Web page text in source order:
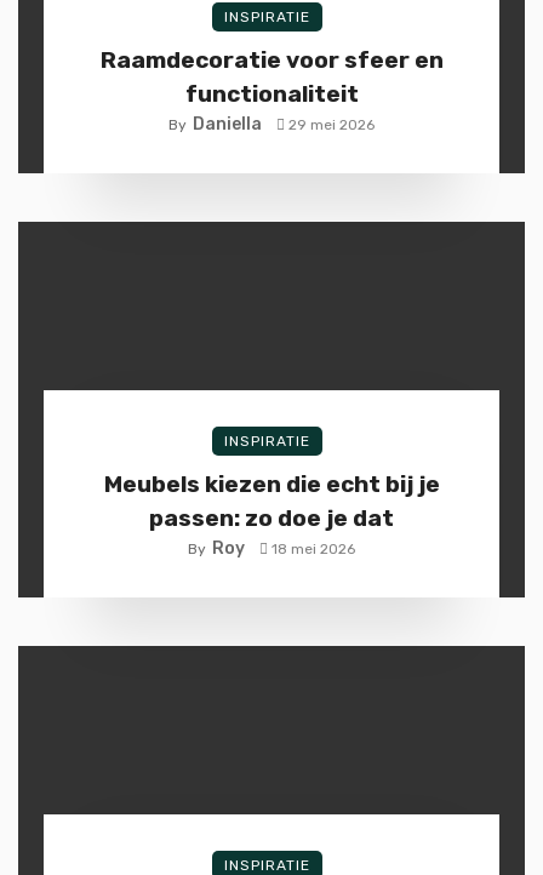
INSPIRATIE
Raamdecoratie voor sfeer en
functionaliteit
By Daniella 29 mei 2026
INSPIRATIE
Meubels kiezen die echt bij je
passen: zo doe je dat
By Roy 18 mei 2026
INSPIRATIE